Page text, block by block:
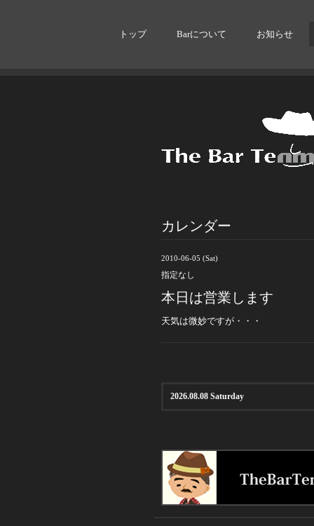
トップ Barについて お知らせ
カレンダー
2010-06-05 (Sat)
指定なし
本日は営業します
天気は微妙ですが・・・
2026.08.08 Saturday